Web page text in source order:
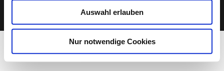
Auswahl erlauben
Nur notwendige Cookies